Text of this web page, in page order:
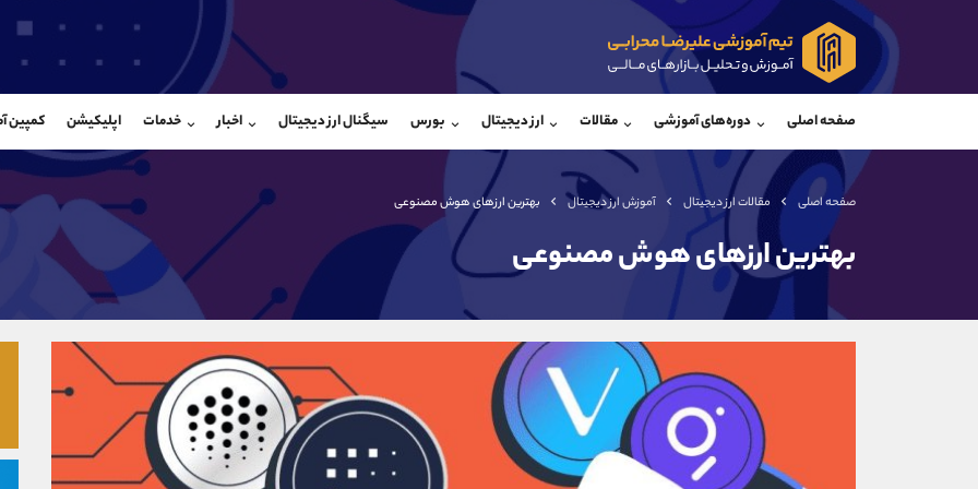
صفحه اصلی دوره‌های آموزشی مقالات ارز دیجیتال بورس سیگنال ارز دیجیتال اخبار خدمات اپلیکیشن کمپین
صفحه اصلی مقالات ارز دیجیتال آموزش ارز دیجیتال بهترین ارزهای هوش مصنوعی
بهترین ارزهای هوش مصنوعی
واتساپ شروع گفتگو
تلگرام @Armteam_admin_33
واتساپ
@Armteam_admin_103
شروع
اطلاعات تماس (دفتر فروش)
تلفن